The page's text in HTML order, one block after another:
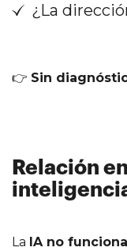
¿La
👉 Sin
Relación
La IA no